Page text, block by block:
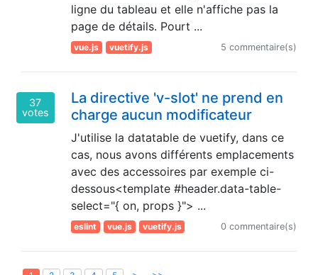
ligne du tableau et elle n'affiche pas la
page de détails. Pourt ...
vue.js vuetify.js 5 commentaire(s)
37
votes
La directive 'v-slot' ne prend en
charge aucun modificateur
J'utilise la datatable de vuetify, dans ce
cas, nous avons différents emplacements
avec des accessoires par exemple ci-
dessous<template #header.data-table-
select="{ on, props }"> ...
eslint vue.js vuetify.js 0 commentaire(s)